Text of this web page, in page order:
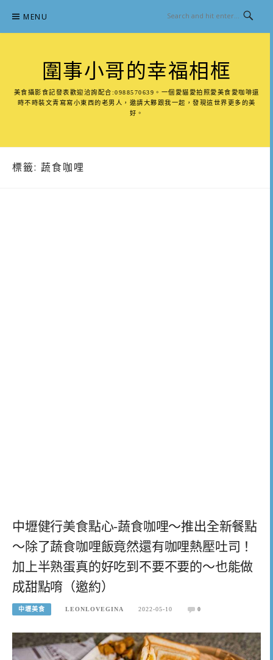
content
MENU
圍事小哥的幸福相框
美食攝影食記發表歡迎洽詢配合:0988570639。一個愛貓愛拍照愛美食愛咖啡還
時不時裝文青寫寫小東西的老男人，邀請大夥跟我一起，發現這世界更多的美
好。
標籤: 蔬食咖哩
中壢健行美食點心-蔬食咖哩～推出全新餐點
～除了蔬食咖哩飯竟然還有咖哩熱壓吐司！
加上半熟蛋真的好吃到不要不要的～也能做
成甜點唷（邀約）
中壢美食 LEONLOVEGINA 2022-05-10 0